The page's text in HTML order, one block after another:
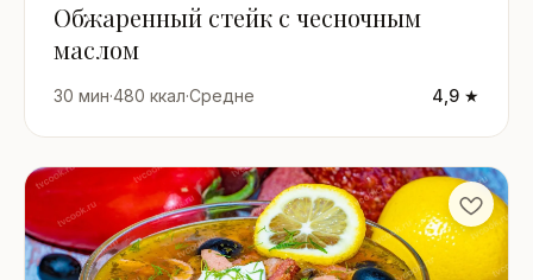
Обжаренный стейк с чесночным
маслом
30 мин·480 ккал·Средне 4,9 ★